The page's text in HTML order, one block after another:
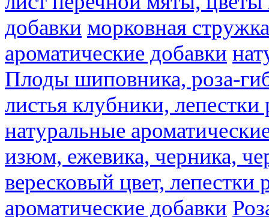
добавки морковная стружка
ароматические добавки
Плоды шиповника, роза-
листья клубники,
натуральные
изюм, ежевика, черника,
вересковый цвет, лепестки
ароматические добавки